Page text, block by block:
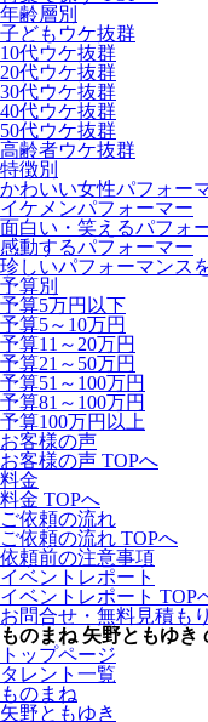
年齢層別
子どもウケ抜群
10代ウケ抜群
20代ウケ抜群
30代ウケ抜群
40代ウケ抜群
50代ウケ抜群
高齢者ウケ抜群
特徴別
かわいい女性パフォー
イケメンパフォーマー
面白い・笑えるパフォ
感動するパフォーマー
珍しいパフォーマンス
予算別
予算5万円以下
予算5～10万円
予算11～20万円
予算21～50万円
予算51～100万円
予算81～100万円
予算100万円以上
お客様の声
お客様の声 TOPへ
料金
料金 TOPへ
ご依頼の流れ
ご依頼の流れ TOPへ
依頼前の注意事項
イベントレポート
イベントレポート TOP
お問合せ・無料見積もり
ものまね 矢野ともゆき
トップページ
タレント一覧
ものまね
矢野ともゆき